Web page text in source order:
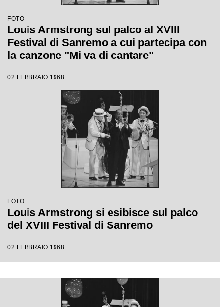
FOTO
Louis Armstrong sul palco al XVIII
Festival di Sanremo a cui partecipa con
la canzone "Mi va di cantare"
02 FEBBRAIO 1968
FOTO
Louis Armstrong si esibisce sul palco
del XVIII Festival di Sanremo
02 FEBBRAIO 1968